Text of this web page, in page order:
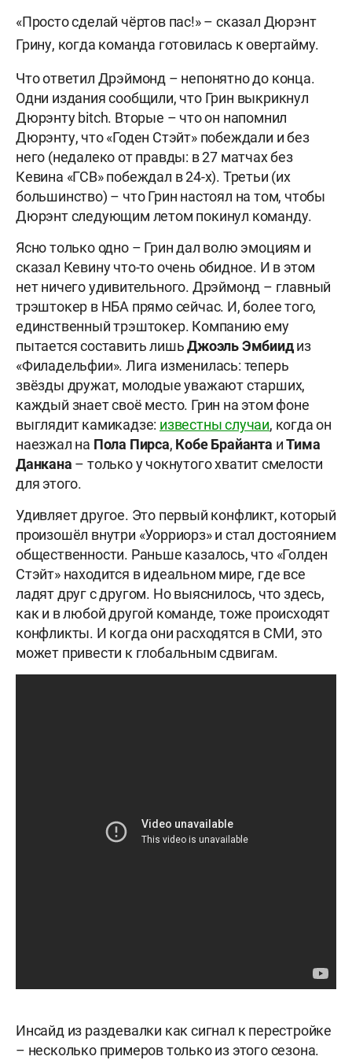
«Просто сделай чёртов пас!» – сказал Дюрэнт
Грину, когда команда готовилась к овертайму.
Что ответил Дрэймонд – непонятно до конца.
Одни издания сообщили, что Грин выкрикнул
Дюрэнту bitch. Вторые – что он напомнил
Дюрэнту, что «Годен Стэйт» побеждали и без
него (недалеко от правды: в 27 матчах без
Кевина «ГСВ» побеждал в 24-х). Третьи (их
большинство) – что Грин настоял на том, чтобы
Дюрэнт следующим летом покинул команду.
Ясно только одно – Грин дал волю эмоциям и
сказал Кевину что-то очень обидное. И в этом
нет ничего удивительного. Дрэймонд – главный
трэштокер в НБА прямо сейчас. И, более того,
единственный трэштокер. Компанию ему
пытается составить лишьДжоэльЭмбиидиз
«Филадельфии». Лига изменилась: теперь
звёзды дружат, молодые уважают старших,
каждый знает своё место. Грин на этом фоне
выглядит камикадзе: известны случаи, когда он
наезжал на Пола Пирса, КобеБрайанта иТима
Данкана – только у чокнутого хватит смелости
для этого.
Удивляет другое. Это первый конфликт, который
произошёл внутри «Уорриорз» и стал достоянием
общественности. Раньше казалось, что «Голден
Стэйт» находится в идеальном мире, где все
ладят друг с другом. Но выяснилось, что здесь,
как и в любой другой команде, тоже происходят
конфликты. И когда они расходятся в СМИ, это
может привести к глобальным сдвигам.
Инсайд из раздевалки как сигнал к перестройке
– несколько примеров только из этого сезона.